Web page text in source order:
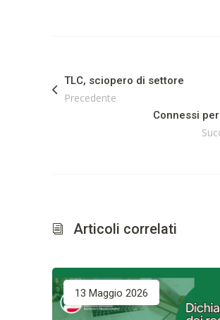
TLC, sciopero di settore
Precedente
Connessi per
Articoli correlati
13 Maggio 2026